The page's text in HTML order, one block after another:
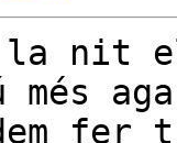
nit el
fer